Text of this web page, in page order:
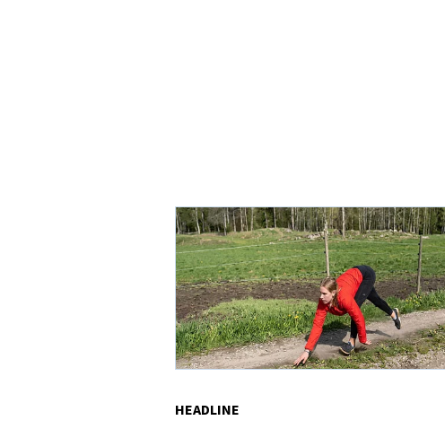
HEADLINE